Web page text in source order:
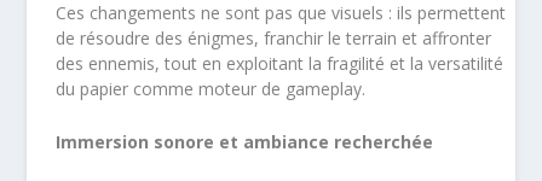
Ces changements ne sont pas que visuels : ils permettent
de résoudre des énigmes, franchir le terrain et affronter
des ennemis, tout en exploitant la fragilité et la versatilité
du papier comme moteur de gameplay.
Immersion sonore et ambiance recherchée